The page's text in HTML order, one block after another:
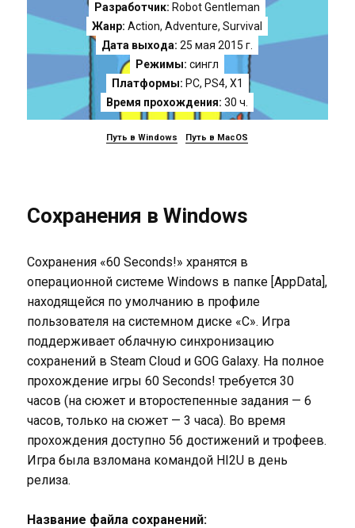
Разработчик: Robot Gentleman
Жанр: Action,Adventure,Survival
Дата выхода: 25 мая 2015 г.
Режимы: сингл
Платформы: PC, PS4, X1
Время прохождения: 30 ч.
Путь в Windows Путь в MacOS
Сохранения в Windows
Сохранения «60 Seconds!» хранятся в
операционной системе Windows в папке [AppData],
находящейся по умолчанию в профиле
пользователя на системном диске «C». Игра
поддерживает облачную синхронизацию
сохранений в Steam Cloud и GOG Galaxy. На полное
прохождение игры 60 Seconds! требуется 30
часов (на сюжет и второстепенные задания — 6
часов, только на сюжет — 3 часа). Во время
прохождения доступно 56 достижений и трофеев.
Игра была взломана командой HI2U в день
релиза.
Название файла сохранений: